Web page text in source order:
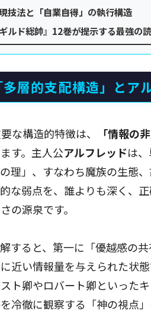
技法と「自業自得」の執行構造
ルド総帥』12巻が提示する最強の
層的支配構造」とア
な構造的特徴は、
「情報の
す。主人公アルフレッドは
理」、すなわち魔族の生態
な弱点を、誰よりも深く、
の源泉です。
すると、第一に「優越感の
近い情報量を与えられた状
ト卿やロバート卿といった
冷徹に観察する「神の視点